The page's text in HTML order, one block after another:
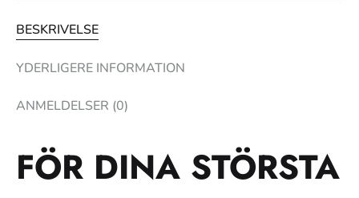
BESKRIVELSE
YDERLIGERE INFORMATION
ANMELDELSER (0)
FÖR DINA STÖRSTA